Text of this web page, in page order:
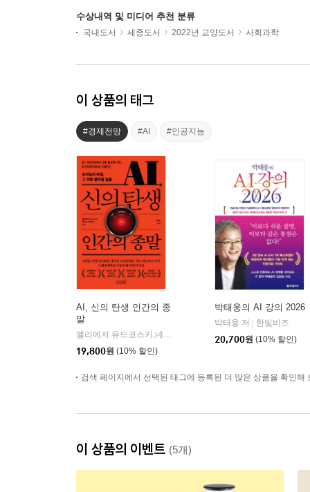
수상내역 및 미디어 추천 분류
국내도서 세종도서 2022년 교양도서 사회과학
이 상품의 태그
#경제전망 #AI #인공지능
AI, 신의 탄생 인간의 종
말
엘리에저 유드코스키,네이트 소아레스 공저/고영훈 역 | 상상스
19,800원 (10% 할인)
박태웅의 AI 강의 2026
박태웅 저
한빛비즈
20,700원 (10% 할인)
검색 페이지에서 선택된 태그에 등록된 더 많은 상품을 확인해
이 상품의 이벤트 (5개)